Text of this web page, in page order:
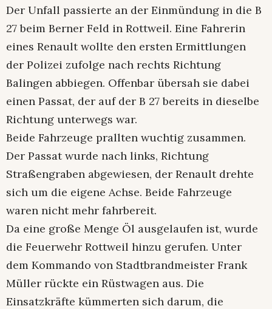
Der Unfall passierte an der Einmündung in die B
27 beim Berner Feld in Rottweil. Eine Fahrerin
eines Renault wollte den ersten Ermittlungen
der Polizei zufolge nach rechts Richtung
Balingen abbiegen. Offenbar übersah sie dabei
einen Passat, der auf der B 27 bereits in dieselbe
Richtung unterwegs war.
Beide Fahrzeuge prallten wuchtig zusammen.
Der Passat wurde nach links, Richtung
Straßengraben abgewiesen, der Renault drehte
sich um die eigene Achse. Beide Fahrzeuge
waren nicht mehr fahrbereit.
Da eine große Menge Öl ausgelaufen ist, wurde
die Feuerwehr Rottweil hinzu gerufen. Unter
dem Kommando von Stadtbrandmeister Frank
Müller rückte ein Rüstwagen aus. Die
Einsatzkräfte kümmerten sich darum, die